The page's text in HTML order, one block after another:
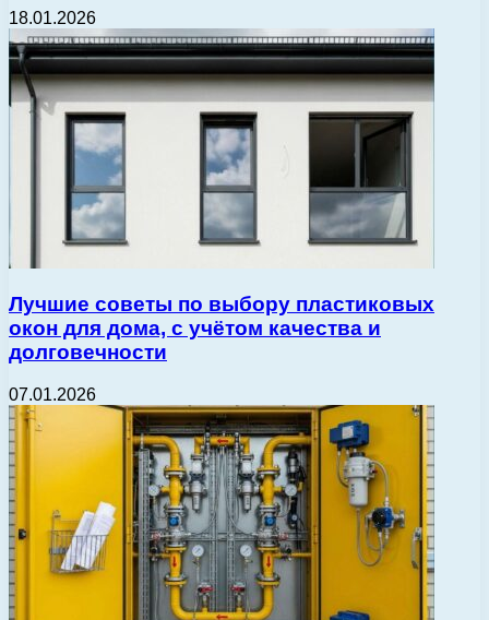
18.01.2026
Лучшие советы по выбору пластиковых
окон для дома, с учётом качества и
долговечности
07.01.2026